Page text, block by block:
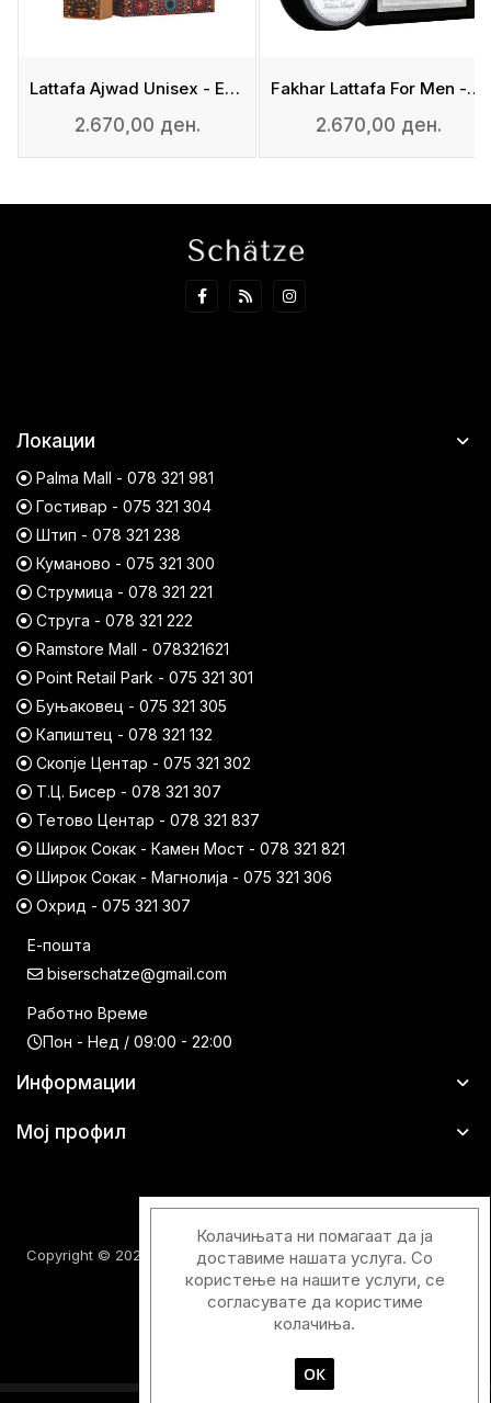
Lattafa Ajwad Unisex - Eau De Parfum
2.670,00 ден.
Fakhar Lattafa For Men - Eau De Parfum
2.670,00 ден.
Локации
Palma Mall - 078 321 981
Гостивар - 075 321 304
Штип - 078 321 238
Куманово - 075 321 300
Струмица - 078 321 221
Струга - 078 321 222
Ramstore Mall - 078321621
Point Retail Park - 075 321 301
Буњаковец - 075 321 305
Капиштец - 078 321 132
Скопје Центар - 075 321 302
Т.Ц. Бисер - 078 321 307
Тетово Центар - 078 321 837
Широк Сокак - Камен Мост - 078 321 821
Широк Сокак - Магнолија - 075 321 306
Охрид - 075 321 307
Е-пошта
biserschatze@gmail.com
Работно Време
Пон - Нед / 09:00 - 22:00
Информации
Мој профил
Copyright © 2026 Шатци Парфимерии. Сите права задржани.
Designed & Developed with
Колачињата ни помагаат да ја
доставиме нашата услуга. Со
користење на нашите услуги, се
согласувате да користиме
колачиња.
ОК